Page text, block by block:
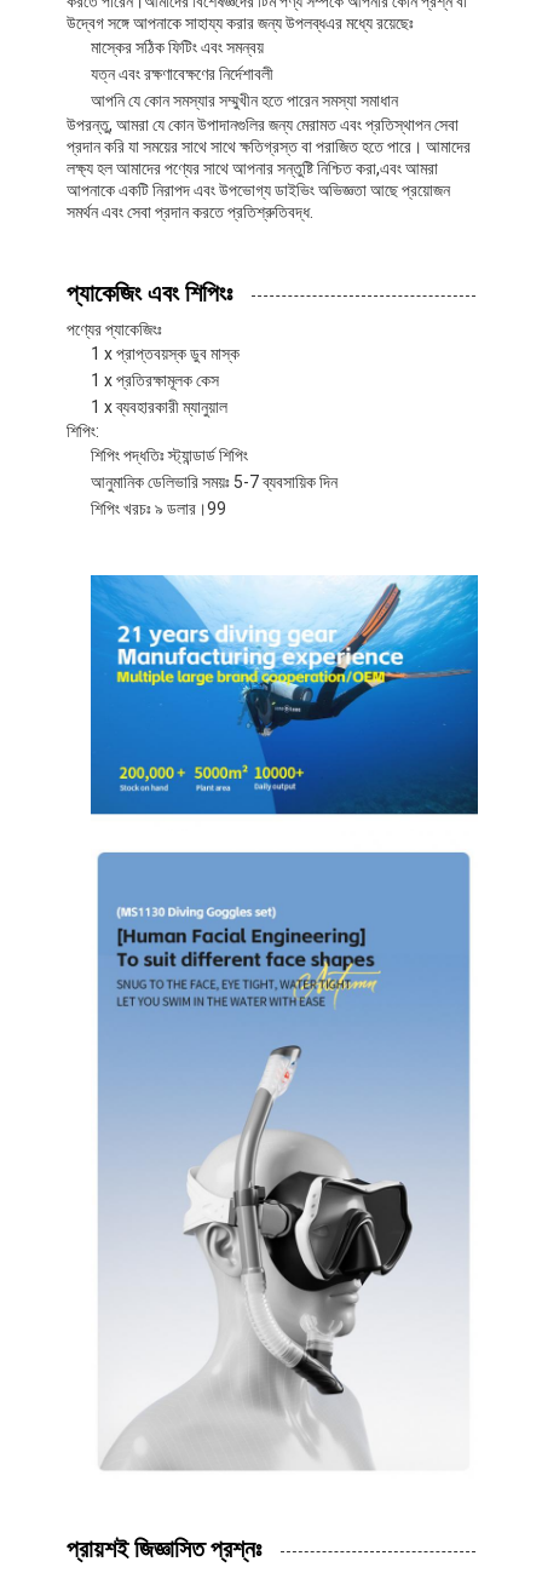
সাঁতারু পাতা
স্নোরকেল মাস্ক সেট
ডুবন্ত সাপ্লাই
উদ্বেগ সঙ্গে আপনাকে সাহায্য করার জন্য উপলব্ধএর মধ্যে রয়েছেঃ
মাস্কের সঠিক ফিটিং এবং সমন্বয়
যত্ন এবং রক্ষণাবেক্ষণের নির্দেশাবলী
আপনি যে কোন সমস্যার সম্মুখীন হতে পারেন সমস্যা সমাধান
উপরন্তু, আমরা যে কোন উপাদানগুলির জন্য মেরামত এবং প্রতিস্থাপন সেবা
প্রদান করি যা সময়ের সাথে সাথে ক্ষতিগ্রস্ত বা পরাজিত হতে পারে। আমাদের
লক্ষ্য হল আমাদের পণ্যের সাথে আপনার সন্তুষ্টি নিশ্চিত করা,এবং আমরা
আপনাকে একটি নিরাপদ এবং উপভোগ্য ডাইভিং অভিজ্ঞতা আছে প্রয়োজন
সমর্থন এবং সেবা প্রদান করতে প্রতিশ্রুতিবদ্ধ.
প্যাকেজিং এবং শিপিংঃ
পণ্যের প্যাকেজিংঃ
1 x প্রাপ্তবয়স্ক ডুব মাস্ক
1 x প্রতিরক্ষামূলক কেস
1 x ব্যবহারকারী ম্যানুয়াল
শিপিং:
শিপিং পদ্ধতিঃ স্ট্যান্ডার্ড শিপিং
আনুমানিক ডেলিভারি সময়ঃ 5-7 ব্যবসায়িক দিন
শিপিং খরচঃ ৯ ডলার।99
প্রায়শই জিজ্ঞাসিত প্রশ্নঃ